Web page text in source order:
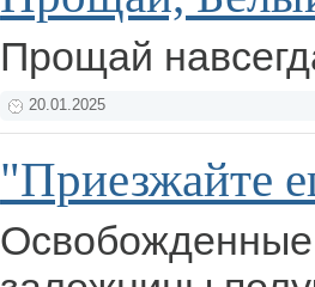
Прощай
20.01.2025
"Приезжайте
Освобожденные